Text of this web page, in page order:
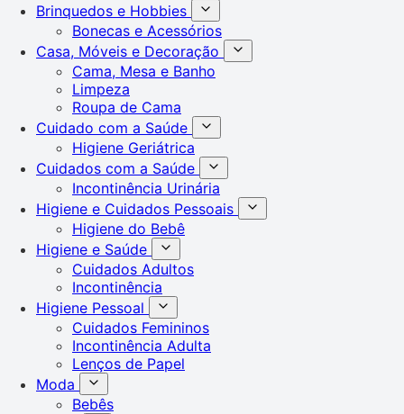
Brinquedos e Hobbies
Bonecas e Acessórios
Casa, Móveis e Decoração
Cama, Mesa e Banho
Limpeza
Roupa de Cama
Cuidado com a Saúde
Higiene Geriátrica
Cuidados com a Saúde
Incontinência Urinária
Higiene e Cuidados Pessoais
Higiene do Bebê
Higiene e Saúde
Cuidados Adultos
Incontinência
Higiene Pessoal
Cuidados Femininos
Incontinência Adulta
Lenços de Papel
Moda
Bebês